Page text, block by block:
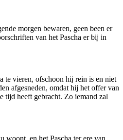
morgen bewaren, geen been er
van het Pascha er bij in
te vieren, ofschoon hij rein is en niet
afgesneden, omdat hij het offer van
tijd heeft gebracht. Zo iemand zal
woont, en het Pascha ter ere van